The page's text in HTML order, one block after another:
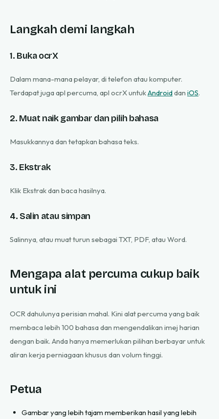
Langkah demi langkah
1. Buka ocrX
Dalam mana-mana pelayar, di telefon atau komputer.
Terdapat juga apl percuma, apl ocrX untukAndroiddan iOS.
2. Muat naik gambar dan pilih bahasa
Masukkannya dan tetapkan bahasa teks.
3. Ekstrak
Klik Ekstrak dan baca hasilnya.
4. Salin atau simpan
Salinnya, atau muat turun sebagai TXT, PDF, atau Word.
Mengapa alat percuma cukup baik
untuk ini
OCR dahulunya perisian mahal. Kini alat percuma yang baik
membaca lebih 100 bahasa dan mengendalikan imej harian
dengan baik. Anda hanya memerlukan pilihan berbayar untuk
aliran kerja perniagaan khusus dan volum tinggi.
Petua
Gambar yang lebih tajam memberikan hasil yang lebih